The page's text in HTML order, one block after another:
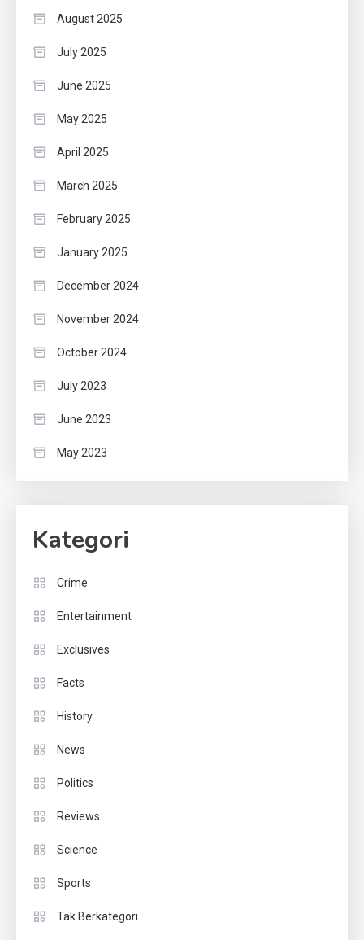
August 2025
July 2025
June 2025
May 2025
April 2025
March 2025
February 2025
January 2025
December 2024
November 2024
October 2024
July 2023
June 2023
May 2023
Kategori
Crime
Entertainment
Exclusives
Facts
History
News
Politics
Reviews
Science
Sports
Tak Berkategori